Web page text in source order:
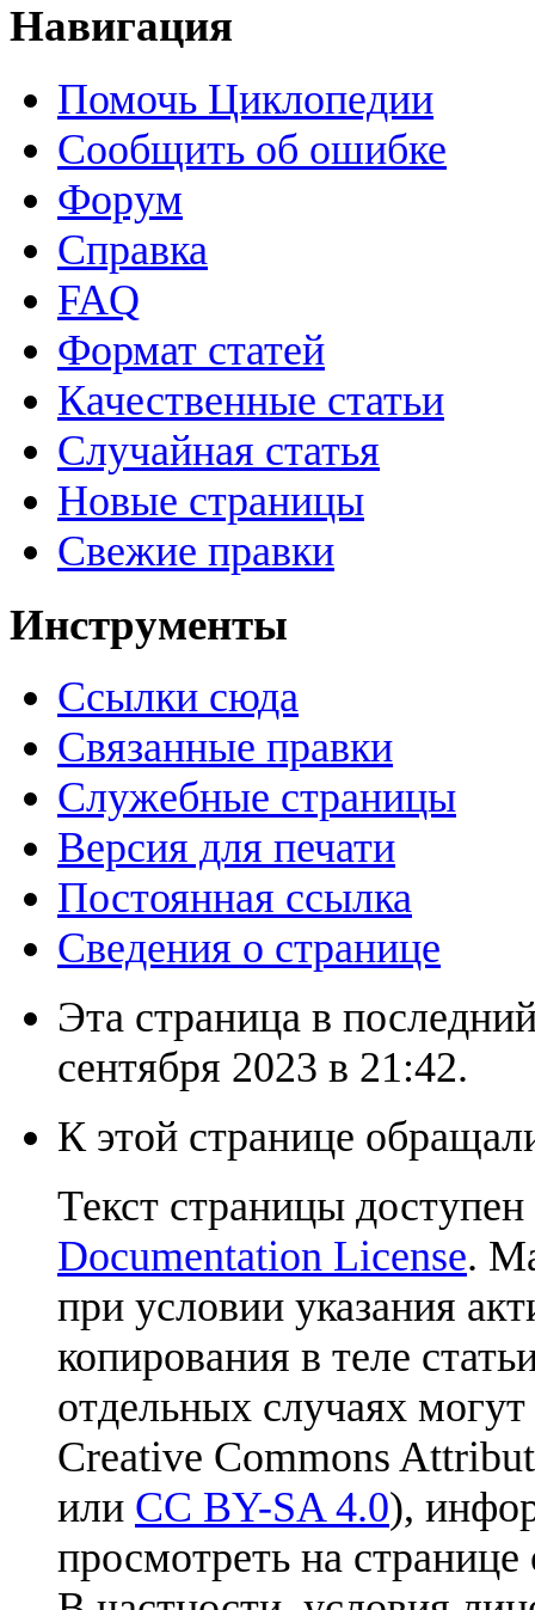
Навигация
Помочь Циклопедии
Сообщить об ошибке
Форум
Справка
FAQ
Формат статей
Качественные статьи
Случайная статья
Новые страницы
Свежие правки
Инструменты
Ссылки сюда
Связанные правки
Служебные страницы
Версия для печати
Постоянная ссылка
Сведения о странице
Эта страница в
сентября 2023 в 21:42.
К этой странице
Текст страницы
Documentation License.
при условии указания
копирования в теле
отдельных случаях
Creative Commons
или CC BY-SA 4.0),
просмотреть на